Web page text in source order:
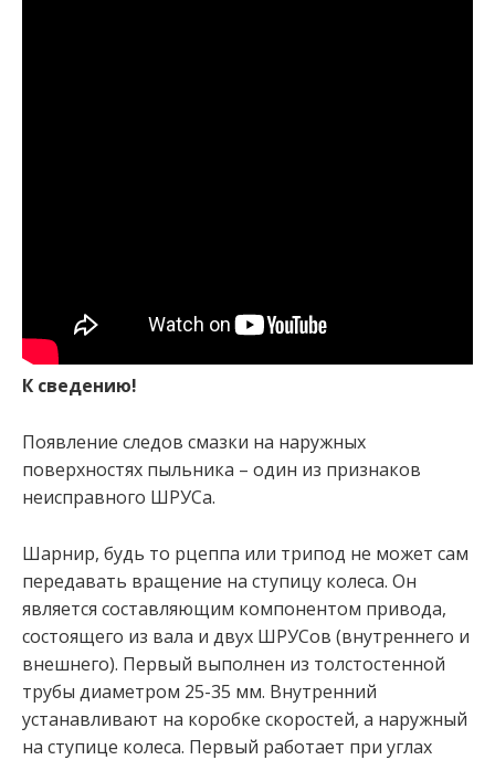
К сведению!
Появление следов смазки на наружных
поверхностях пыльника – один из признаков
неисправного ШРУСа.
Шарнир, будь то рцеппа или трипод не может сам
передавать вращение на ступицу колеса. Он
является составляющим компонентом привода,
состоящего из вала и двух ШРУСов (внутреннего и
внешнего). Первый выполнен из толстостенной
трубы диаметром 25-35 мм. Внутренний
устанавливают на коробке скоростей, а наружный
на ступице колеса. Первый работает при углах